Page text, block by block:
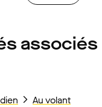
associés
Au volant